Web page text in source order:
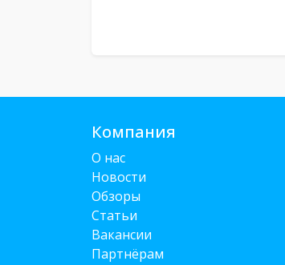
Компания
О нас
Новости
Обзоры
Статьи
Вакансии
Партнёрам